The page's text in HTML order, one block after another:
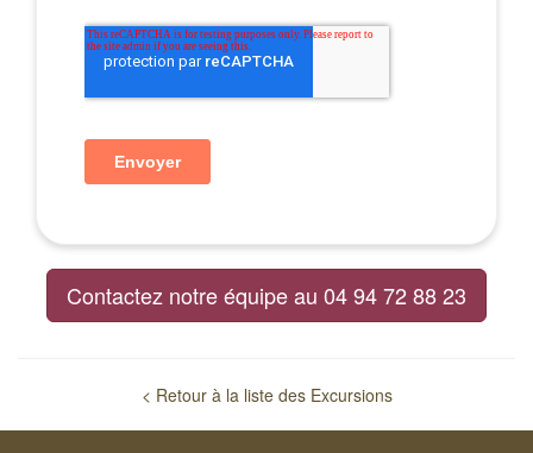
Contactez notre équipe au 04 94 72 88 23
< Retour à la liste des Excursions